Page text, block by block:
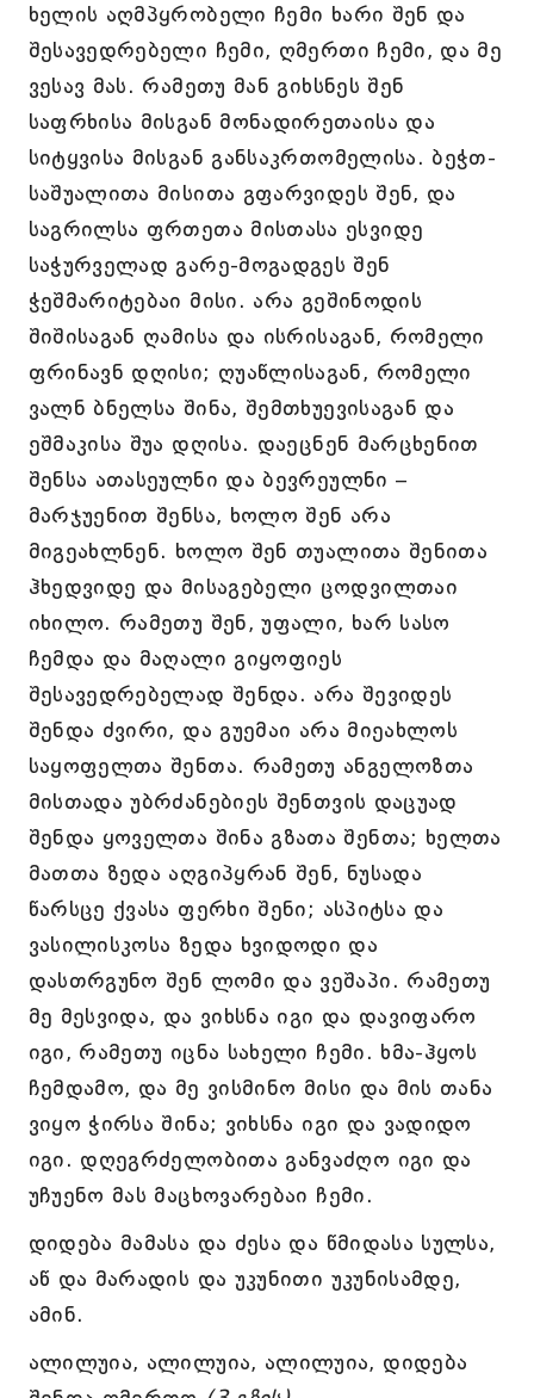
ხელის აღმპყრობელი ჩემი ხარი შენ და
შესავედრებელი ჩემი, ღმერთი ჩემი, და მე
ვესავ მას. რამეთუ მან გიხსნეს შენ
საფრხისა მისგან მონადირეთაისა და
სიტყვისა მისგან განსაკრთომელისა. ბეჭთ-
საშუალითა მისითა გფარვიდეს შენ, და
საგრილსა ფრთეთა მისთასა ესვიდე
საჭურველად გარე-მოგადგეს შენ
ჭეშმარიტებაი მისი. არა გეშინოდის
შიშისაგან ღამისა და ისრისაგან, რომელი
ფრინავნ დღისი; ღუაწლისაგან, რომელი
ვალნ ბნელსა შინა, შემთხუევისაგან და
ეშმაკისა შუა დღისა. დაეცნენ მარცხენით
შენსა ათასეულნი და ბევრეულნი –
მარჯუენით შენსა, ხოლო შენ არა
მიგეახლნენ. ხოლო შენ თუალითა შენითა
ჰხედვიდე და მისაგებელი ცოდვილთაი
იხილო. რამეთუ შენ, უფალი, ხარ სასო
ჩემდა და მაღალი გიყოფიეს
შესავედრებელად შენდა. არა შევიდეს
შენდა ძვირი, და გუემაი არა მიეახლოს
საყოფელთა შენთა. რამეთუ ანგელოზთა
მისთადა უბრძანებიეს შენთვის დაცუად
შენდა ყოველთა შინა გზათა შენთა; ხელთა
მათთა ზედა აღგიპყრან შენ, ნუსადა
წარსცე ქვასა ფერხი შენი; ასპიტსა და
ვასილისკოსა ზედა ხვიდოდი და
დასთრგუნო შენ ლომი და ვეშაპი. რამეთუ
მე მესვიდა, და ვიხსნა იგი და დავიფარო
იგი, რამეთუ იცნა სახელი ჩემი. ხმა-ჰყოს
ჩემდამო, და მე ვისმინო მისი და მის თანა
ვიყო ჭირსა შინა; ვიხსნა იგი და ვადიდო
იგი. დღეგრძელობითა განვაძღო იგი და
უჩუენო მას მაცხოვარებაი ჩემი.
დიდება მამასა და ძესა და წმიდასა სულსა,
აწ და მარადის და უკუნითი უკუნისამდე,
ამინ.
ალილუია, ალილუია, ალილუია, დიდება